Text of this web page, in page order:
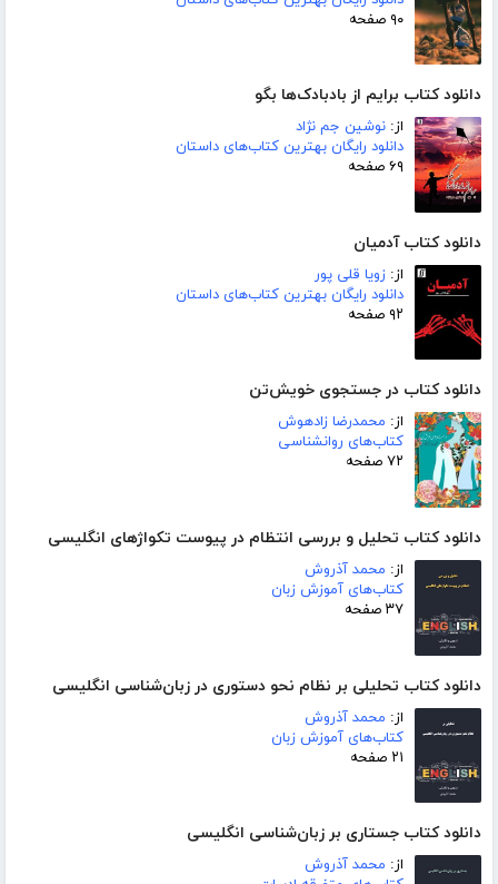
۹۰ صفحه
دانلود کتاب برایم از بادبادک‌ها بگو
از: نوشین جم نژاد
دانلود رایگان بهترین کتاب‌های داستان
۶۹ صفحه
دانلود کتاب آدمیان
از: زویا قلی پور
دانلود رایگان بهترین کتاب‌های داستان
۹۲ صفحه
دانلود کتاب در جستجوی خویش‌تن
از: محمدرضا زادهوش
کتاب‌های روانشناسی
۷۲ صفحه
دانلود کتاب تحلیل و بررسی انتظام در پیوست تکواژهای انگلیسی
از: محمد آذروش
کتاب‌های آموزش زبان
۳۷ صفحه
دانلود کتاب تحلیلی بر نظام نحو دستوری در زبان‌شناسی انگلیسی
از: محمد آذروش
کتاب‌های آموزش زبان
۲۱ صفحه
دانلود کتاب جستاری بر زبان‌شناسی انگلیسی
از: محمد آذروش